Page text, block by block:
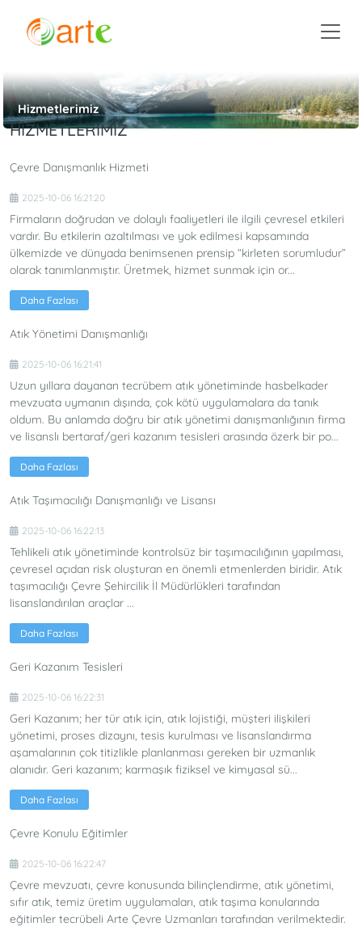
Hizmetlerimiz
HIZMETLERIMIZ
Çevre Danışmanlık Hizmeti
2025-10-06 16:21:20
Firmaların doğrudan ve dolaylı faaliyetleri ile ilgili çevresel etkileri
vardır. Bu etkilerin azaltılması ve yok edilmesi kapsamında
ülkemizde ve dünyada benimsenen prensip “kirleten sorumludur”
olarak tanımlanmıştır. Üretmek, hizmet sunmak için or...
Daha Fazlası
Atık Yönetimi Danışmanlığı
2025-10-06 16:21:41
Uzun yıllara dayanan tecrübem atık yönetiminde hasbelkader
mevzuata uymanın dışında, çok kötü uygulamalara da tanık
oldum. Bu anlamda doğru bir atık yönetimi danışmanlığının firma
ve lisanslı bertaraf/geri kazanım tesisleri arasında özerk bir po...
Daha Fazlası
Atık Taşımacılığı Danışmanlığı ve Lisansı
2025-10-06 16:22:13
Tehlikeli atık yönetiminde kontrolsüz bir taşımacılığının yapılması,
çevresel açıdan risk oluşturan en önemli etmenlerden biridir. Atık
taşımacılığı Çevre Şehircilik İl Müdürlükleri tarafından
lisanslandırılan araçlar ...
Daha Fazlası
Geri Kazanım Tesisleri
2025-10-06 16:22:31
Geri Kazanım; her tür atık için, atık lojistiği, müşteri ilişkileri
yönetimi, proses dizaynı, tesis kurulması ve lisanslandırma
aşamalarının çok titizlikle planlanması gereken bir uzmanlık
alanıdır. Geri kazanım; karmaşık fiziksel ve kimyasal sü...
Daha Fazlası
Çevre Konulu Eğitimler
2025-10-06 16:22:47
Çevre mevzuatı, çevre konusunda bilinçlendirme, atık yönetimi,
sıfır atık, temiz üretim uygulamaları, atık taşıma konularında
eğitimler tecrübeli Arte Çevre Uzmanları tarafından verilmektedir.